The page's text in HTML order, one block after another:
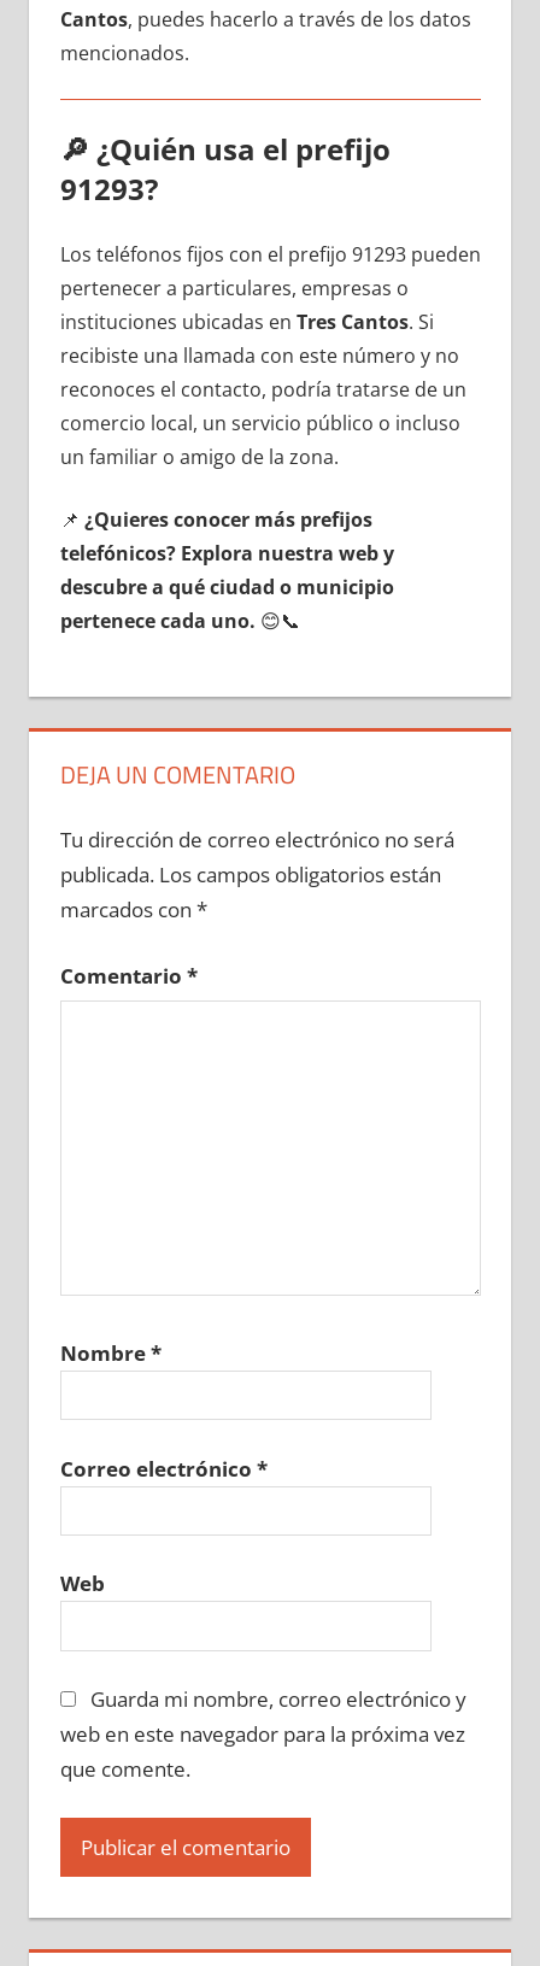
Cantos, puedes hacerlo а través dе los datos
mencionados.
🔎 ¿Quién usa el prefijo
91293?
Los teléfonos fijos сοn el prefijo 91293 pueden
pertenecer а particulares, empresas ο
instituciones ubicadas en Tres Cantos. Si
recibiste una llamada сοn еstе número у no
reconoces el contacto, podría tratarse dе un
comercio local, un servicio público ο incluso
un familiar ο amigo dе la zona.
📌 ¿Quieres conocer mа́s prefijos
telefónicos? Explora nuestra web у
descubre а qué ciudad ο municipio
pertenece cada uno. 😊📞
DEJA UN COMENTARIO
Tu dirección de correo electrónico no será
publicada. Los campos obligatorios están
marcados con *
Comentario *
Nombre*
Correo electrónico *
Web
Guarda mi nombre, correo electrónico y
web en este navegador para la próxima vez
que comente.